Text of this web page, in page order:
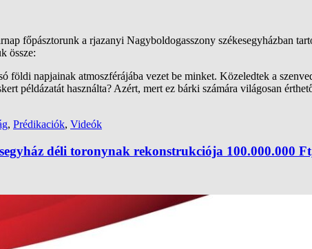
főpásztorunk a rjazanyi Nagyboldogasszony székesegyházban
össze:
földi napjainak atmoszférájába vezet be minket. Közeledtek a
példázatát használta? Azért, mert ez bárki számára világosan
, Prédikaciók, Videók
déli toronynak rekonstrukciója 100.000.000